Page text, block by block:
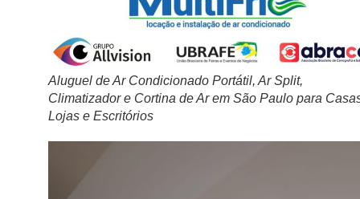
Aluguel de Ar Condicionado Portátil, Ar Split,
Climatizador e Cortina de Ar em São Paulo para
Lojas e Escritórios